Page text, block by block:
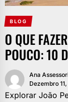
BLOG
O QUE
POUCO: 10
Ana
Dezembro
Explorar João